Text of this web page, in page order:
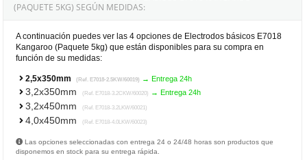
(PAQUETE 5KG) SEGÚN MEDIDAS:
A continuación puedes ver las 4 opciones de Electrodos básicos E7018
Kangaroo (Paquete 5kg) que están disponibles para su compra en
función de su medidas:
2,5x350mm (Ref. E7018-2.5KW/60019) → Entrega 24h
3,2x350mm (Ref. E7018-3.2CKW/60020) → Entrega 24h
3,2x450mm (Ref. E7018-3.2LKW/60021)
4,0x450mm (Ref. E7018-4.0LKW/60023)
Las opciones seleccionadas con entrega 24 o 24/48 horas son productos que
disponemos en stock para su entrega rápida.